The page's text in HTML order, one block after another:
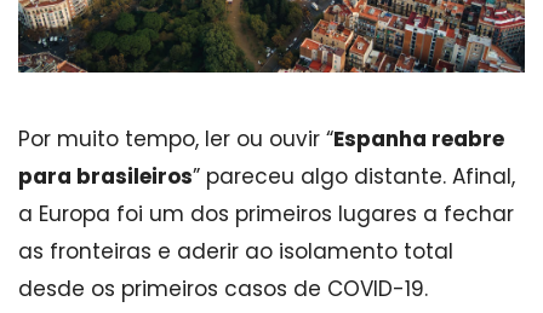
Por muito tempo, ler ou ouvir “Espanha reabre
para brasileiros” pareceu algo distante. Afinal,
a Europa foi um dos primeiros lugares a fechar
as fronteiras e aderir ao isolamento total
desde os primeiros casos de COVID-19.